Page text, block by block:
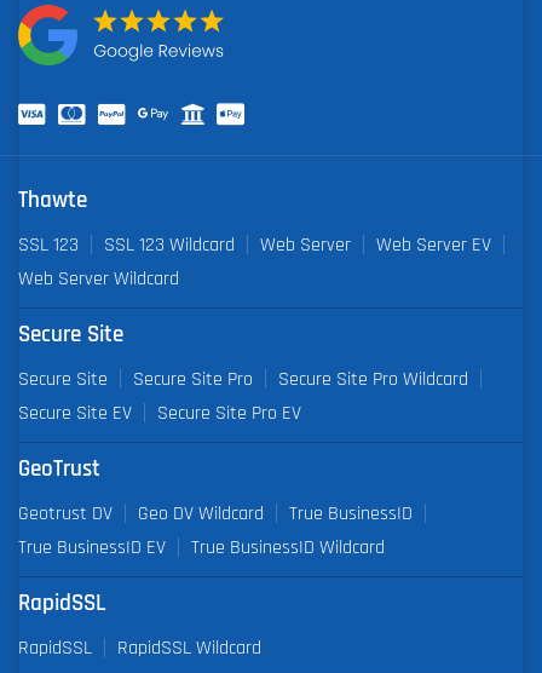
Thawte
SSL 123 SSL 123 Wildcard Web Server
Web Server EV
Web Server Wildcard
Secure Site
Secure Site Secure Site Pro
Secure Site Pro Wildcard
Secure Site EV
Secure Site Pro EV
GeoTrust
Geotrust DV Geo DV Wildcard
True BusinessID
True BusinessID EV
True BusinessID Wildcard
RapidSSL
RapidSSL RapidSSL Wildcard